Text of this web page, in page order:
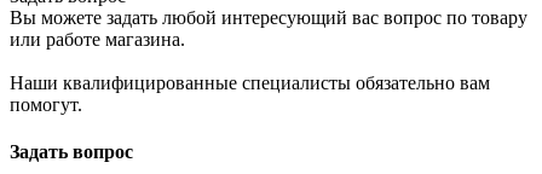
Вы можете задать любой интересующий вас вопрос по товару
или работе магазина.
Наши квалифицированные специалисты обязательно вам
помогут.
Задать вопрос